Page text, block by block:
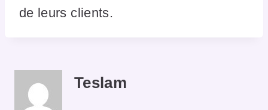
de leurs clients.
Teslam